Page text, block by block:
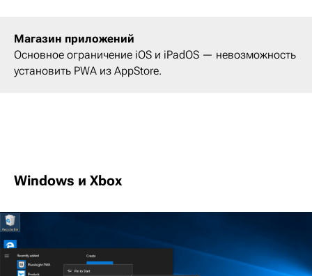
Магазин приложений
Основное ограничение iOS и iPadOS — невозможность
установить PWA из AppStore.
Windows и Xbox